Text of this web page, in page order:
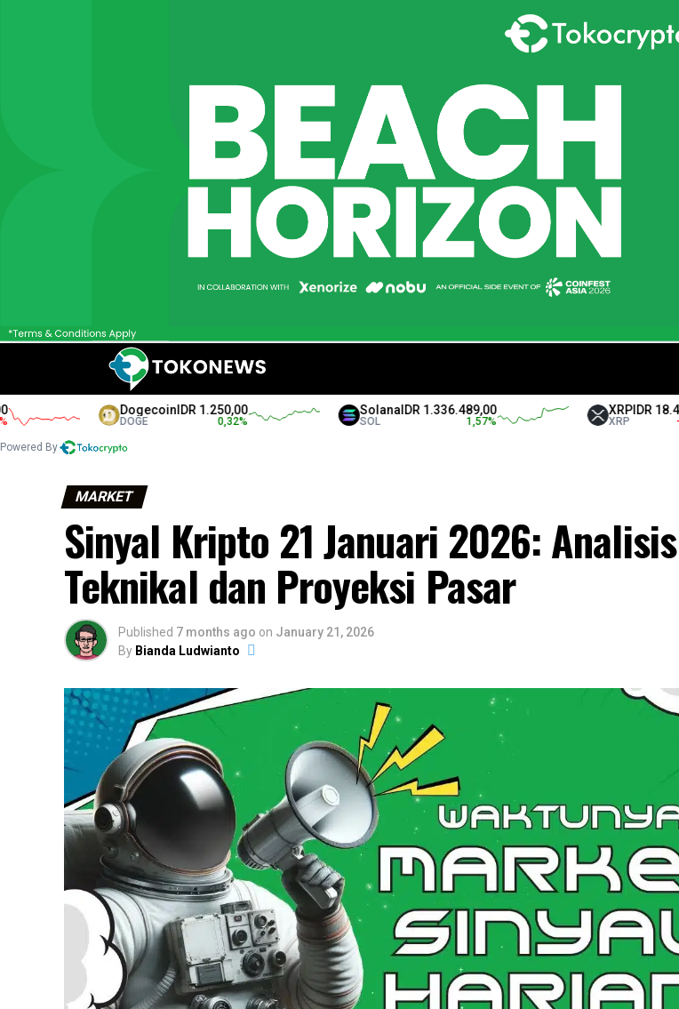
DogecoinIDR 1.250,00
DOGE
SolanaIDR 1.336.489,00 XRPIDR 18.450,00
Powered By
MARKET
Sinyal Kripto 21 Januari 2026: Analisis
Teknikal dan Proyeksi Pasar
Published 7 months ago on January 21, 2026
By Bianda Ludwianto